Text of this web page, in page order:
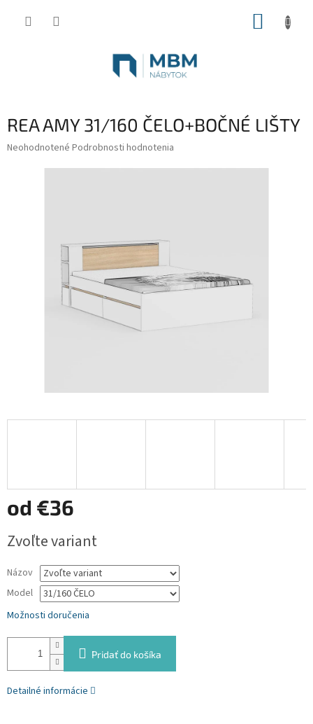
REA AMY 31/160 ČELO+BOČNÉ LIŠTY
Priemerné
Neohodnotené Podrobnosti hodnotenia
od €36
cena:
Zvoľte variant
Názov
Model
Možnosti doručenia
Pridať do košíka
Detailné informácie